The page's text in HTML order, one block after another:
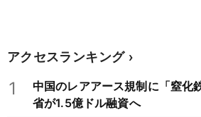
アクセスランキング
1
中国のレアアース規制に「窒化
省が1.5億ドル融資へ